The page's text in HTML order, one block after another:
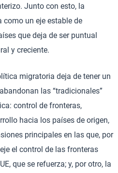
Junto con esto, la
un eje estable de
que deja de ser puntual
y creciente.
migratoria deja de tener un
las “tradicionales”
control de fronteras,
hacia los países de origen,
principales en las que, por
el control de las fronteras
que se refuerza; y, por otro, la